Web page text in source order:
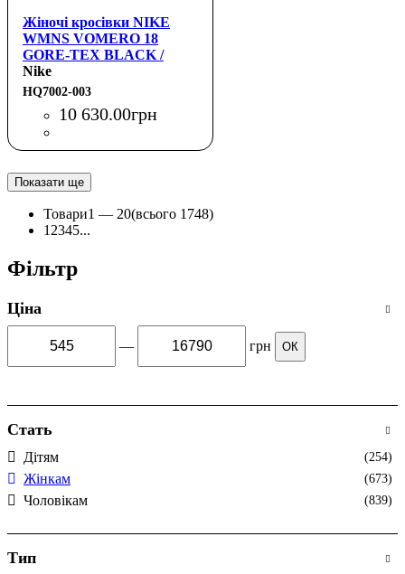
Жіночі кросівки NIKE
WMNS VOMERO 18
GORE-TEX BLACK /
CRIMSON TINT
Nike
HQ7002-003
10 630.00грн
Показати ще
Товари1 — 20(всього 1748)
1 2345...
Фільтр
Ціна
— грн ОК
Стать
Дітям (254)
Жінкам (673)
Чоловікам (839)
Тип